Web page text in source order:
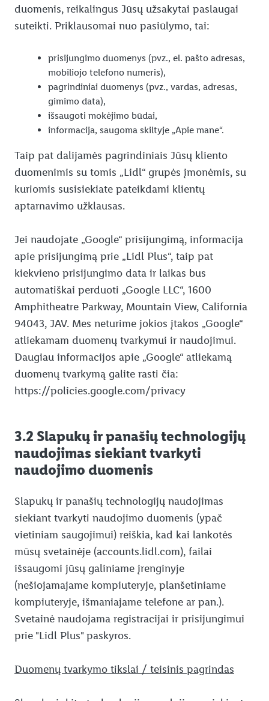
duomenis, reikalingus Jūsų užsakytai paslaugai
suteikti. Priklausomai nuo pasiūlymo, tai:
prisijungimo duomenys (pvz., el. pašto adresas,
mobiliojo telefono numeris),
pagrindiniai duomenys (pvz., vardas, adresas,
gimimo data),
išsaugoti mokėjimo būdai,
informacija, saugoma skiltyje „Apie mane“.
Taip pat dalijamės pagrindiniais Jūsų kliento
duomenimis su tomis „Lidl“ grupės įmonėmis, su
kuriomis susisiekiate pateikdami klientų
aptarnavimo užklausas.
Jei naudojate „Google“ prisijungimą, informacija
apie prisijungimą prie „Lidl Plus“, taip pat
kiekvieno prisijungimo data ir laikas bus
automatiškai perduoti „Google LLC“, 1600
Amphitheatre Parkway, Mountain View, California
94043, JAV. Mes neturime jokios įtakos „Google“
atliekamam duomenų tvarkymui ir naudojimui.
Daugiau informacijos apie „Google“ atliekamą
duomenų tvarkymą galite rasti čia:
https://policies.google.com/privacy
3.2 Slapukų ir panašių technologijų
naudojimas siekiant tvarkyti
naudojimo duomenis
Slapukų ir panašių technologijų naudojimas
siekiant tvarkyti naudojimo duomenis (ypač
vietiniam saugojimui) reiškia, kad kai lankotės
mūsų svetainėje (accounts.lidl.com), failai
išsaugomi jūsų galiniame įrenginyje
(nešiojamajame kompiuteryje, planšetiniame
kompiuteryje, išmaniajame telefone ar pan.).
Svetainė naudojama registracijai ir prisijungimui
prie "Lidl Plus" paskyros.
Duomenų tvarkymo tikslai / teisinis pagrindas